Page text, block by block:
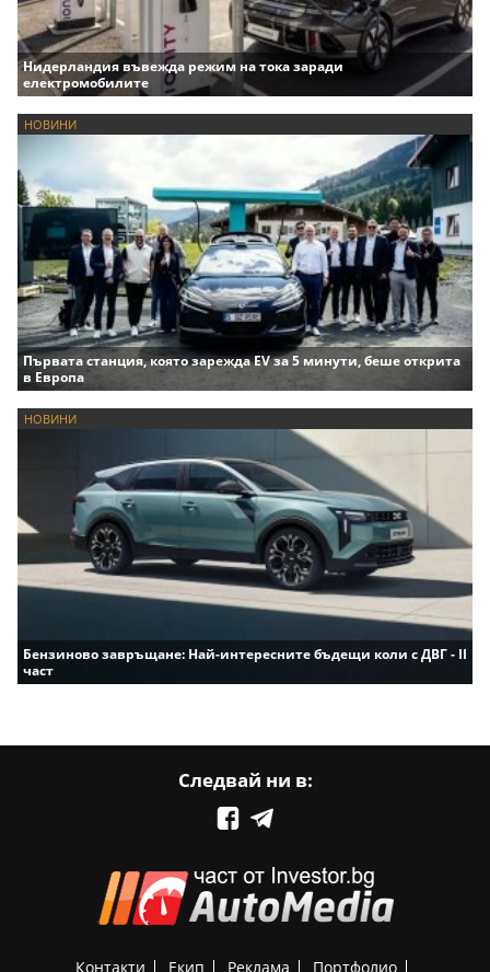
Нидерландия въвежда режим на тока заради
електромобилите
НОВИНИ
Първата станция, която зарежда EV за 5 минути, беше открита
в Европа
НОВИНИ
Бензиново завръщане: Най-интересните бъдещи коли с ДВГ - II
част
Следвай ни в:
Контакти Екип Реклама Портфолио